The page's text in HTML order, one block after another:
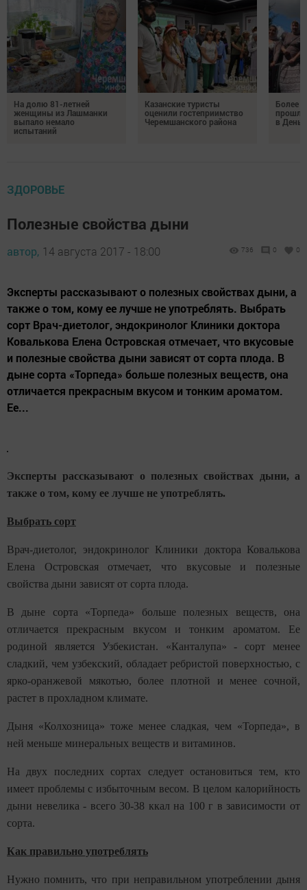
На долю 81-летней
женщины из Лашманки
выпало немало
испытаний
Казанские туристы
оценили гостеприимство
Черемшанского района
Более
в День
ЗДОРОВЬЕ
Полезные свойства дыни
автор, 14 августа 2017 - 18:00 736 0 0
Эксперты рассказывают о полезных свойствах дыни, а
также о том, кому ее лучше не употреблять. Выбрать
сорт Врач-диетолог, эндокринолог Клиники доктора
Ковалькова Елена Островская отмечает, что вкусовые
и полезные свойства дыни зависят от сорта плода. В
дыне сорта «Торпеда» больше полезных веществ, она
отличается прекрасным вкусом и тонким ароматом.
Ее...
Эксперты рассказывают о полезных свойствах дыни, а
также о том, кому ее лучше не употреблять.
Выбрать сорт
Врач-диетолог, эндокринолог Клиники доктора Ковалькова
Елена Островская отмечает, что вкусовые и полезные
свойства дыни зависят от сорта плода.
В дыне сорта «Торпеда» больше полезных веществ, она
отличается прекрасным вкусом и тонким ароматом. Ее
родиной является Узбекистан. «Канталупа» - сорт менее
сладкий, чем узбекский, обладает ребристой поверхностью, с
ярко-оранжевой мякотью, более плотной и менее сочной,
растет в прохладном климате.
Дыня «Колхозница» тоже менее сладкая, чем «Торпеда», в
ней меньше минеральных веществ и витаминов.
На двух последних сортах следует остановиться тем, кто
имеет проблемы с избыточным весом. В целом калорийность
дыни невелика - всего 30-38 ккал на 100 г в зависимости от
сорта.
Как правильно употреблять
Нужно помнить, что при неправильном употреблении дыня